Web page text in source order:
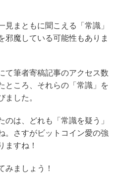
まともに聞こえる「常識」
邪魔している可能性もありま
て筆者寄稿記事のアクセス数
ところ、それらの「常識」を
した。
は、どれも「常識を疑う」
。さすがビットコイン愛の強
ますね！
みましょう！